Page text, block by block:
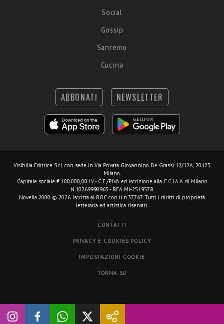
Social
Gossip
Sanremo
Cucina
ABBONATI NEWSLETTER
Visibilia Editrice S.r.l. con sede in Via Privata Giovannino De Grassi 12/12A, 20123
Milano.
Capitale sociale € 100.000,00 I.V. - C.F./P.IVA ed iscrizione alla C.C.I.A.A. di Milano
N.10269990965 - REA MI-2519578.
Novella 2000 © 2026. Iscritta al ROC con il n.37767. Tutti i diritti di proprietà
letteraria ed artistica riservati.
CONTATTI
PRIVACY E COOKIES POLICY
IMPOSTAZIONI COOKIE
TORNA SU